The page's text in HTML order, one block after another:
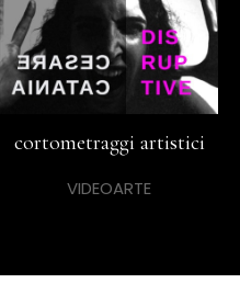
cortometraggi artistici
VIDEOARTE